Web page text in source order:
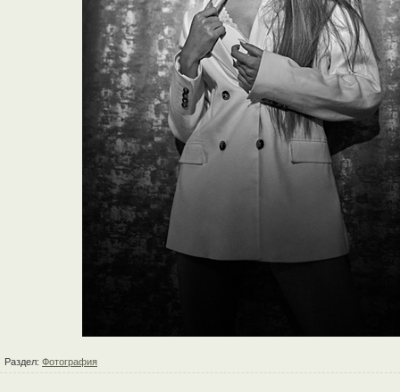
Раздел: Фотография